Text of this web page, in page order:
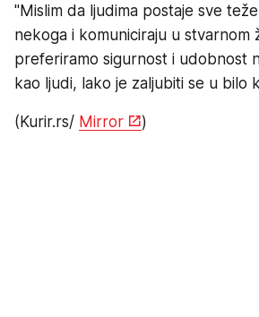
"Mislim da ljudima postaje sve
nekoga i komuniciraju u stvarnom
preferiramo sigurnost i udobnost
kao ljudi, lako je zaljubiti se u bilo
(Kurir.rs/ Mirror )